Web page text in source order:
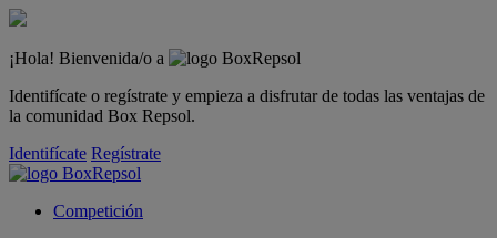
¡Hola! Bienvenida/o a
Identifícate o regístrate y empieza a disfrutar de todas las ventajas de
la comunidad Box Repsol.
Identifícate Regístrate
Competición